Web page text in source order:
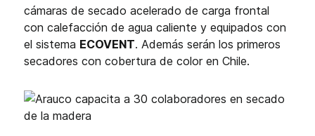
cámaras de secado acelerado de carga frontal
con calefacción de agua caliente y equipados con
el sistema ECOVENT. Además serán los primeros
secadores con cobertura de color en Chile.